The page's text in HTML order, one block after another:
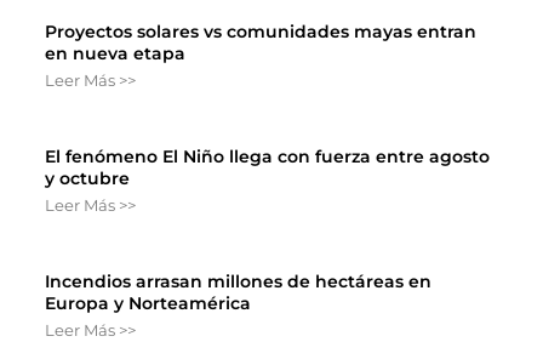
Proyectos solares vs comunidades mayas entran
en nueva etapa
Leer Más >>
El fenómeno El Niño llega con fuerza entre agosto
y octubre
Leer Más >>
Incendios arrasan millones de hectáreas en
Europa y Norteamérica
Leer Más >>